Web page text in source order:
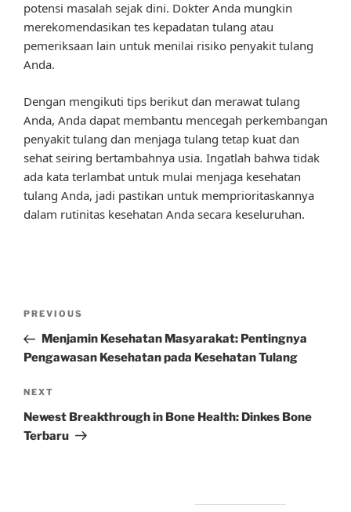
potensi masalah sejak dini. Dokter Anda mungkin
merekomendasikan tes kepadatan tulang atau
pemeriksaan lain untuk menilai risiko penyakit tulang
Anda.
Dengan mengikuti tips berikut dan merawat tulang
Anda, Anda dapat membantu mencegah perkembangan
penyakit tulang dan menjaga tulang tetap kuat dan
sehat seiring bertambahnya usia. Ingatlah bahwa tidak
ada kata terlambat untuk mulai menjaga kesehatan
tulang Anda, jadi pastikan untuk memprioritaskannya
dalam rutinitas kesehatan Anda secara keseluruhan.
Previous
Post
PREVIOUS
Menjamin Kesehatan Masyarakat: Pentingnya
Pengawasan Kesehatan pada Kesehatan Tulang
Next
Post
NEXT
Newest Breakthrough in Bone Health: Dinkes Bone
Terbaru